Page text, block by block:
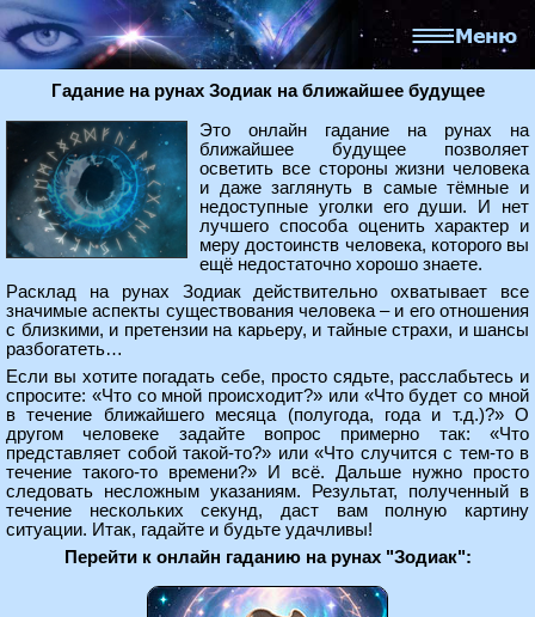
Гадание на рунах Зодиак на ближайшее будущее
Это онлайн гадание на рунах на
ближайшее будущее позволяет
осветить все стороны жизни человека
и даже заглянуть в самые тёмные и
недоступные уголки его души. И нет
лучшего способа оценить характер и
меру достоинств человека, которого вы
ещё недостаточно хорошо знаете.
Расклад на рунах Зодиак действительно охватывает все
значимые аспекты существования человека – и его отношения
с близкими, и претензии на карьеру, и тайные страхи, и шансы
разбогатеть…
Если вы хотите погадать себе, просто сядьте, расслабьтесь и
спросите: «Что со мной происходит?» или «Что будет со мной
в течение ближайшего месяца (полугода, года и т.д.)?» О
другом человеке задайте вопрос примерно так: «Что
представляет собой такой-то?» или «Что случится с тем-то в
течение такого-то времени?» И всё. Дальше нужно просто
следовать несложным указаниям. Результат, полученный в
течение нескольких секунд, даст вам полную картину
ситуации. Итак, гадайте и будьте удачливы!
Перейти к онлайн гаданию на рунах "Зодиак":